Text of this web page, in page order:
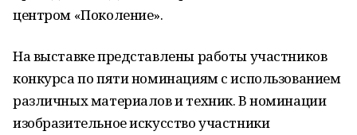
центром «Поколение».
На выставке представлены работы участников
конкурса по пяти номинациям с использованием
различных материалов и техник. В номинации
изобразительное искусство участники